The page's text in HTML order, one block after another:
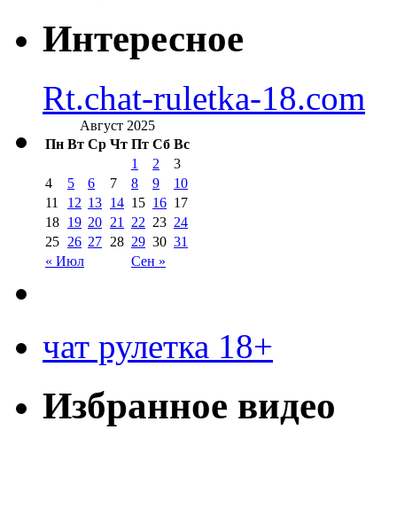
Интересное
Rt.chat-ruletka-18.com
Август 2025
Пн Вт Ср Чт Пт Сб Вс
« Июл Сен »
1 2
3
4
5 6 7 8 9
10
11
12 13 14 15 16 17
18 19 20 21 22 23 24
25 26 27 28 29 30 31
чат рулетка 18+
Избранное видео